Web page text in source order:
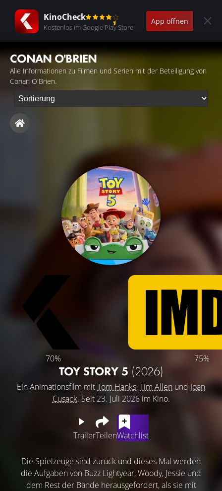
KinoCheck
Kostenlos im Google Play Store
App öffnen
CONAN O'BRIEN
Alle Informationen zu Filmen und Serien mit der Beteiligung von
Conan O'Brien.
70% 75%
TOY STORY 5 (2026)
Ein Animationsfilm mitTom Hanks,Tim Allen und Joan
Cusack. Seit 23. Juli 2026 im Kino.
TrailerTeilenWatchlist
Die Spielzeuge sind zurück und dieses Mal werden
die Aufgaben von Buzz Lightyear, Woody, Jessie und
dem Rest der Bande herausgefordert, als sie mit